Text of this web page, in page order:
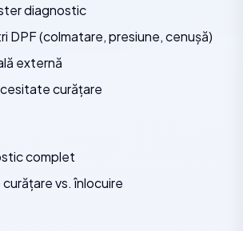
diagnostic
DPF (colmatare, presiune, cenușă)
externă
curățare
complet
vs. înlocuire